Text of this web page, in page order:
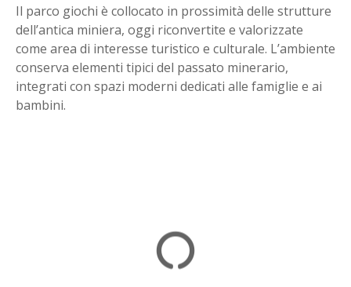
Il parco giochi è collocato in prossimità delle strutture
dell’antica miniera, oggi riconvertite e valorizzate
come area di interesse turistico e culturale. L’ambiente
conserva elementi tipici del passato minerario,
integrati con spazi moderni dedicati alle famiglie e ai
bambini.